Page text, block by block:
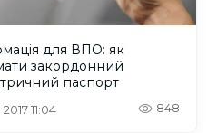
для ВПО: як
закордонний
паспорт
11:04 848